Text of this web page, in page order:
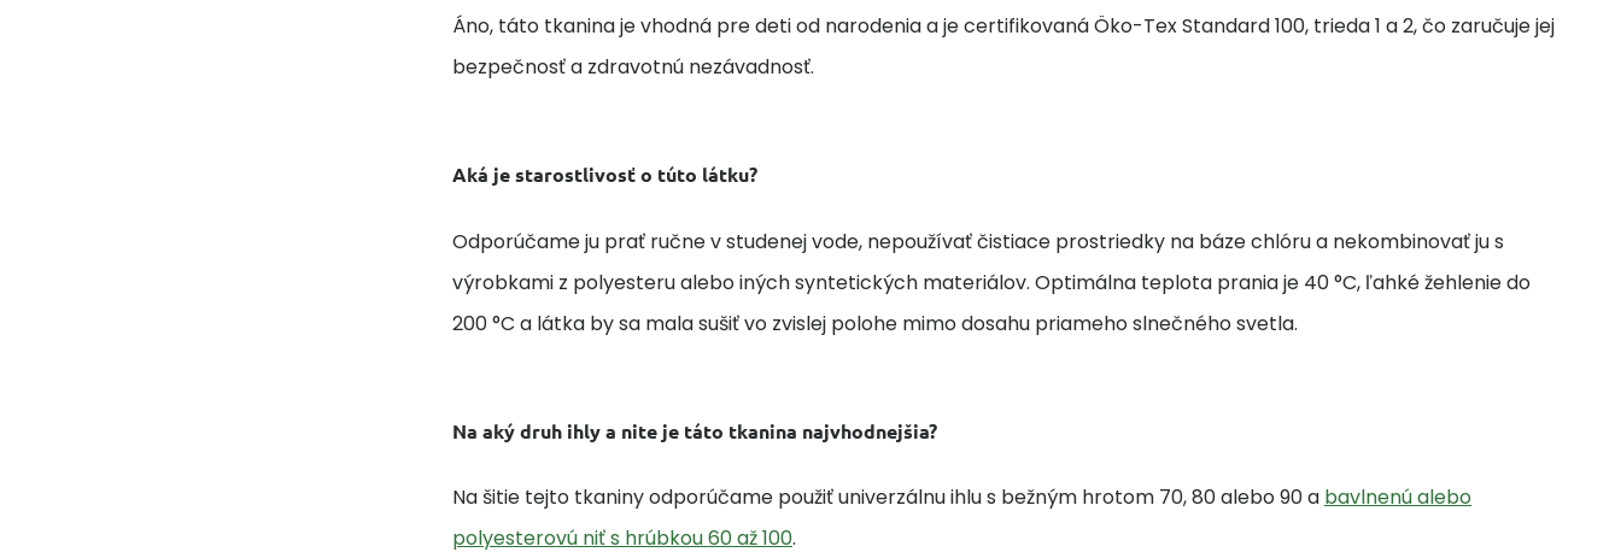
Áno, táto tkanina je vhodná pre deti od narodenia a je certifikovaná Öko-Tex Standard 100, trieda 1 a 2, čo zaručuje jej
bezpečnosť a zdravotnú nezávadnosť.
Aká je starostlivosť o túto látku?
Odporúčame ju prať ručne v studenej vode, nepoužívať čistiace prostriedky na báze chlóru a nekombinovať ju s
výrobkami z polyesteru alebo iných syntetických materiálov. Optimálna teplota prania je 40 °C, ľahké žehlenie do
200 °C a látka by sa mala sušiť vo zvislej polohe mimo dosahu priameho slnečného svetla.
Na aký druh ihly a nite je táto tkanina najvhodnejšia?
Na šitie tejto tkaniny odporúčame použiť univerzálnu ihlu s bežným hrotom 70, 80 alebo 90 a bavlnenú alebo
polyesterovú niť s hrúbkou 60 až 100.